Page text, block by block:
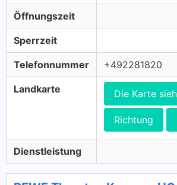
Öffnungszeit
Sperrzeit
Telefonnummer +492281820
Landkarte Die Karte
Richtung
Dienstleistung